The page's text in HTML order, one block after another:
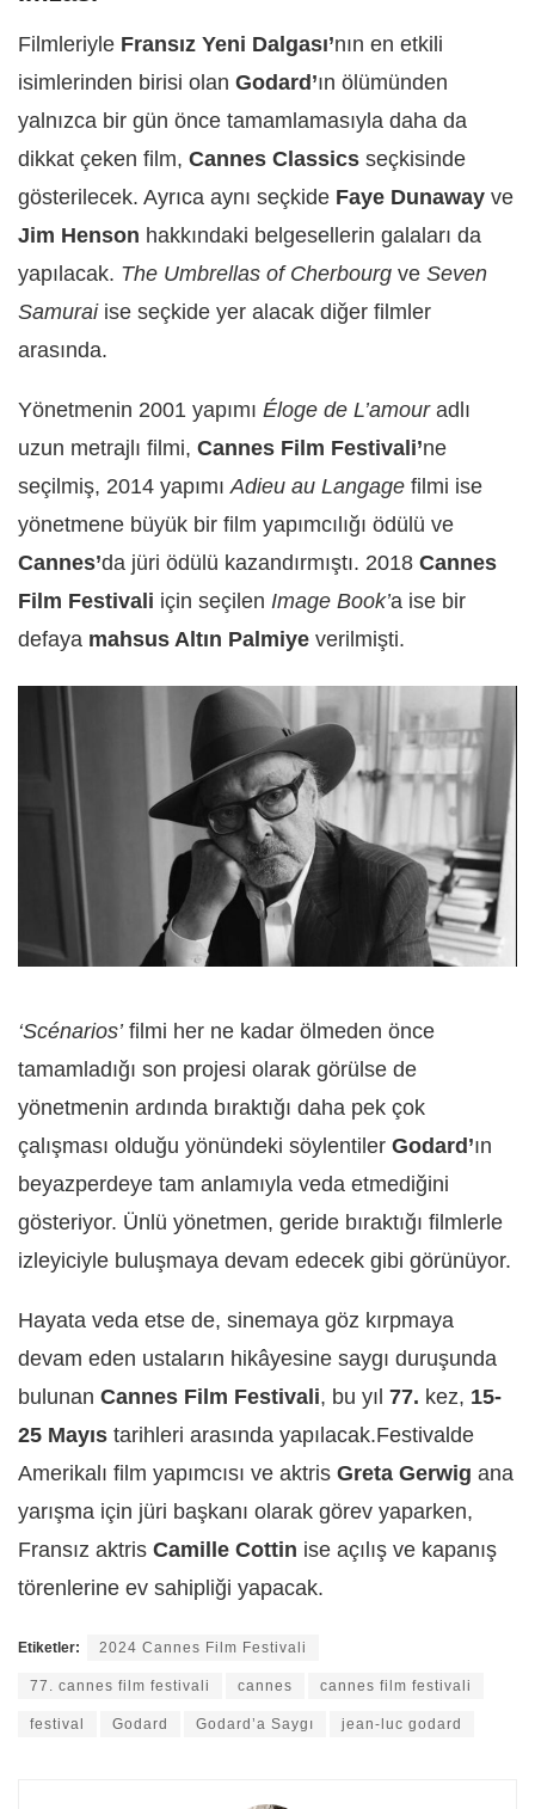
Filmleriyle Fransız Yeni Dalgası’nın en etkili
isimlerinden birisi olan Godard’ın ölümünden
yalnızca bir gün önce tamamlamasıyla daha da
dikkat çeken film, Cannes Classics seçkisinde
gösterilecek. Ayrıca aynı seçkide Faye Dunaway ve
Jim Henson hakkındaki belgesellerin galaları da
yapılacak. The Umbrellas of Cherbourg ve Seven
Samuraiise seçkide yer alacak diğer filmler
arasında.
Yönetmenin 2001 yapımı Éloge de L’amouradlı
uzun metrajlı filmi, Cannes Film Festivali’ne
seçilmiş, 2014 yapımı Adieu au Langage filmi ise
yönetmene büyük bir film yapımcılığı ödülü ve
Cannes’da jüri ödülü kazandırmıştı. 2018 Cannes
Film Festivali için seçilen Image Book’a ise bir
defaya mahsus Altın Palmiye verilmişti.
‘Scénarios’filmi her ne kadar ölmeden önce
tamamladığı son projesi olarak görülse de
yönetmenin ardında bıraktığı daha pek çok
çalışması olduğu yönündeki söylentiler Godard’ın
beyazperdeye tam anlamıyla veda etmediğini
gösteriyor. Ünlü yönetmen, geride bıraktığı filmlerle
izleyiciyle buluşmaya devam edecek gibi görünüyor.
Hayata veda etse de, sinemaya göz kırpmaya
devam eden ustaların hikâyesine saygı duruşunda
bulunan Cannes Film Festivali, bu yıl 77. kez, 15-
25 Mayıs tarihleri arasında yapılacak.Festivalde
Amerikalı film yapımcısı ve aktris Greta Gerwig ana
yarışma için jüri başkanı olarak görev yaparken,
Fransız aktris Camille Cottin ise açılış ve kapanış
törenlerine ev sahipliği yapacak.
Etiketler: 2024 Cannes Film Festivali
77. cannes film festivali cannes cannes film festivali
festival Godard Godard’a Saygı jean-luc godard